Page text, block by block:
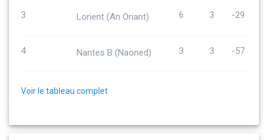
3 Lorient (An Oriant) 6 3 -29
4 Nantes B (Naoned) 3 3 -57
Voir le tableau complet